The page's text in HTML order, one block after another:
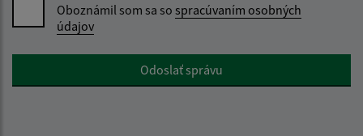
Oboznámil som sa so spracúvaním osobných
údajov
Google reCaptcha ResponseOdoslať správu